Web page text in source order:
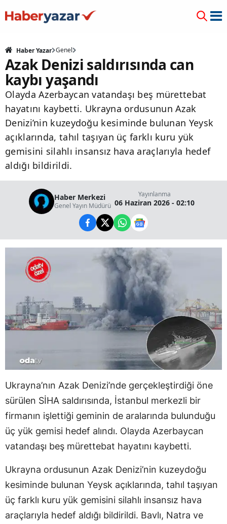
Haber Yazar Genel
Azak Denizi saldırısında can
kaybı yaşandı
Olayda Azerbaycan vatandaşı beş mürettebat
hayatını kaybetti. Ukrayna ordusunun Azak
Denizi’nin kuzeydoğu kesiminde bulunan Yeysk
açıklarında, tahıl taşıyan üç farklı kuru yük
gemisini silahlı insansız hava araçlarıyla hedef
aldığı bildirildi.
Haber Merkezi
Genel Yayın Müdürü
Yayınlanma
06 Haziran 2026 - 02:10
Ukrayna’nın Azak Denizi’nde gerçekleştirdiği öne
sürülen SİHA saldırısında, İstanbul merkezli bir
firmanın işlettiği geminin de aralarında bulunduğu
üç yük gemisi hedef alındı. Olayda Azerbaycan
vatandaşı beş mürettebat hayatını kaybetti.
Ukrayna ordusunun Azak Denizi’nin kuzeydoğu
kesiminde bulunan Yeysk açıklarında, tahıl taşıyan
üç farklı kuru yük gemisini silahlı insansız hava
araçlarıyla hedef aldığı bildirildi. Bavlı, Natra ve